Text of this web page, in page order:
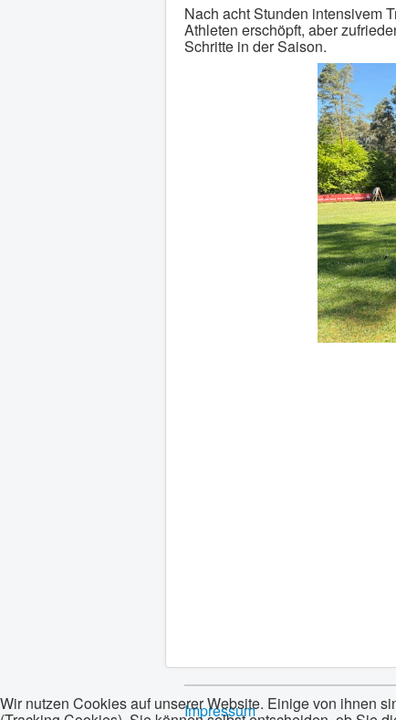
Nach acht Stunden intensivem
Athleten erschöpft, aber
Schritte in der Saison.
Impressum
Wir nutzen Cookies auf unserer Website. Einige von ihnen